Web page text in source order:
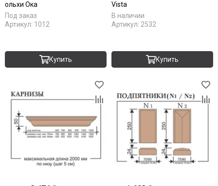
ольхи Ока
Под заказ
Артикул: 1012
Купить
Vista
В наличии
Артикул: 2532
Купить